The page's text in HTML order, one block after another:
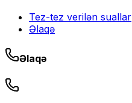
Tez-tez verilən suallar
Əlaqə
Əlaqə